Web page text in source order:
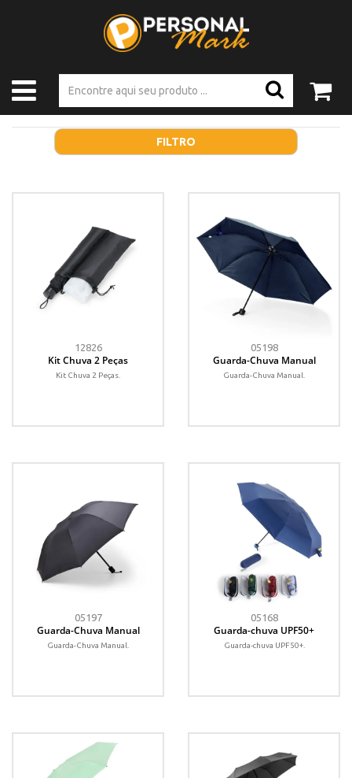
FILTRO
12826
Kit Chuva 2 Peças
Kit Chuva 2 Peças.
05198
Guarda-Chuva Manual
Guarda-Chuva Manual.
05197
Guarda-Chuva Manual
Guarda-Chuva Manual.
05168
Guarda-chuva UPF50+
Guarda-chuva UPF50+.